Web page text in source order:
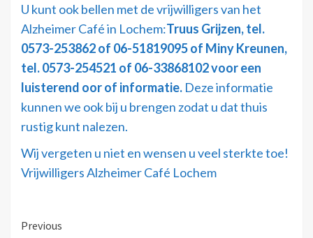
U kunt ook bellen met de vrijwilligers van het
Alzheimer Café in Lochem:Truus Grijzen, tel.
0573-253862 of 06-51819095 of Miny Kreunen,
tel. 0573-254521 of 06-33868102 voor een
luisterend oor of informatie. Deze informatie
kunnen we ook bij u brengen zodat u dat thuis
rustig kunt nalezen.
Wij vergeten u niet en wensen u veel sterkte toe!
Vrijwilligers Alzheimer Café Lochem
Previous